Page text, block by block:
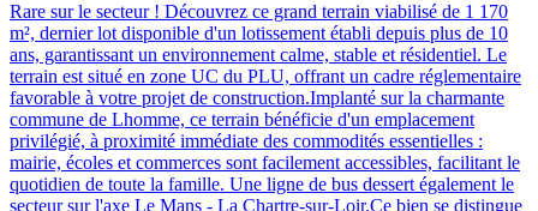
Rare sur le secteur ! Découvrez ce grand terrain viabilisé de 1 170
m², dernier lot disponible d'un lotissement établi depuis plus de 10
ans, garantissant un environnement calme, stable et résidentiel. Le
terrain est situé en zone UC du PLU, offrant un cadre réglementaire
favorable à votre projet de construction.Implanté sur la charmante
commune de Lhomme, ce terrain bénéficie d'un emplacement
privilégié, à proximité immédiate des commodités essentielles :
mairie, écoles et commerces sont facilement accessibles, facilitant le
quotidien de toute la famille. Une ligne de bus dessert également le
secteur sur l'axe Le Mans - La Chartre-sur-Loir.Ce bien se distingue